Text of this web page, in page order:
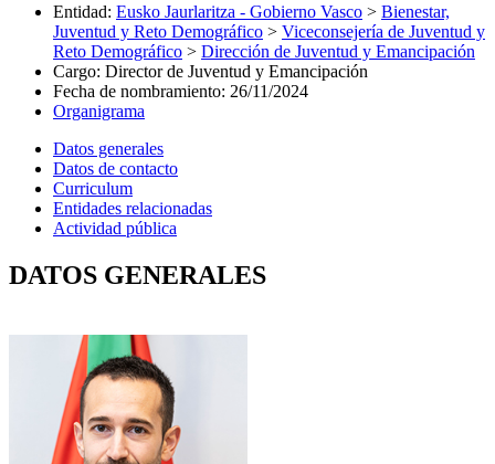
Entidad: Eusko Jaurlaritza - Gobierno Vasco > Bienestar,
Juventud y Reto Demográfico > Viceconsejería de Juventud y
Reto Demográfico > Dirección de Juventud y Emancipación
Cargo: Director de Juventud y Emancipación
Fecha de nombramiento: 26/11/2024
Organigrama
Datos generales
Datos de contacto
Curriculum
Entidades relacionadas
Actividad pública
DATOS GENERALES